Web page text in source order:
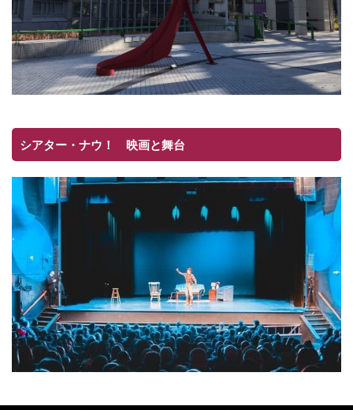
シアター・ナウ！ 映画と舞台